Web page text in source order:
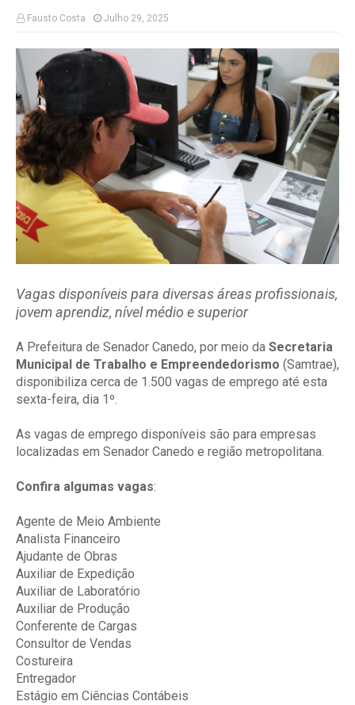
Fausto Costa Julho 29, 2025
Vagas disponíveis para diversas áreas profissionais,
jovem aprendiz, nível médio e superior
A Prefeitura de Senador Canedo, por meio da Secretaria
Municipal de Trabalho e Empreendedorismo (Samtrae),
disponibiliza cerca de 1.500 vagas de emprego até esta
sexta-feira, dia 1º.
As vagas de emprego disponíveis são para empresas
localizadas em Senador Canedo e região metropolitana.
Confira algumas vagas:
Agente de Meio Ambiente
Analista Financeiro
Ajudante de Obras
Auxiliar de Expedição
Auxiliar de Laboratório
Auxiliar de Produção
Conferente de Cargas
Consultor de Vendas
Costureira
Entregador
Estágio em Ciências Contábeis